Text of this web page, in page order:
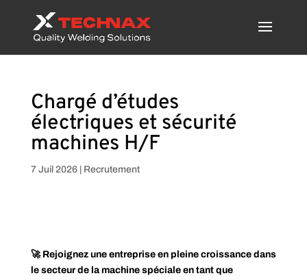
Chargé d’études
électriques et sécurité
machines H/F
7 Juil 2026| Recrutement
🚀 Rejoignez une entreprise en pleine croissance dans
le secteur de la machine spéciale en tant que